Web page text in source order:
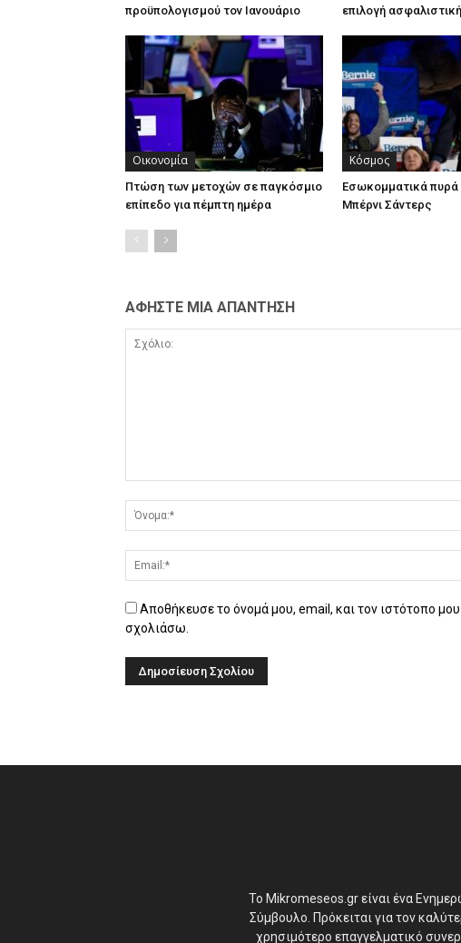
προϋπολογισμού τον Ιανουάριο
επιλογή
Οικονομία
Πτώση των μετοχών σε παγκόσμιο
επίπεδο για πέμπτη ημέρα
Κόσμος
Εσωκομματικά πυρά
Μπέρνι Σάντερς
ΑΦΗΣΤΕ ΜΙΑ ΑΠΑΝΤΗΣΗ
Αποθήκευσε το όνομά μου, email, και τον ιστότοπο
σχολιάσω.
Το Mikromeseos.gr είναι ένα
Σύμβουλο. Πρόκειται για τον
χρησιμότερο επαγγελματικό